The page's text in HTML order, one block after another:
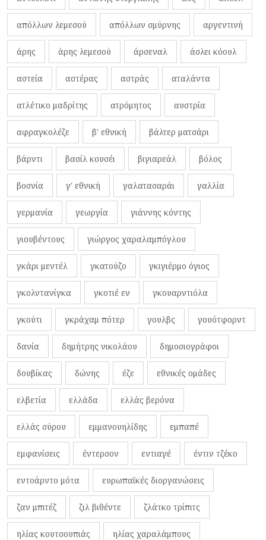
απόλλων λεμεσού απόλλων σμύρνης αργεντινή
άρης άρης λεμεσού άρσεναλ άσλει κόουλ
αστεία αστέρας αστράς αταλάντα
ατλέτικο μαδρίτης ατρόμητος αυστρία
αφραγκολέζε β' εθνική βάλτερ ματσάρι
βάρντι βασίλ κουσέι βιγιαρεάλ βόλος
βοσνία γ' εθνική γαλατασαράι γαλλία
γερμανία γεωργία γιάννης κόντης
γιουβέντους γιώργος χαραλαμπόγλου
γκάρι μεντέλ γκατούζο γκιγιέρμο όγιος
γκολντανίγκα γκοτιέ εν γκουαρντιόλα
γκούτι γκράχαμ πότερ γουλβς γουότφορντ
δανία δημήτρης νικολάου δημοσιογράφοι
δουβίκας δώνης έζε εθνικές ομάδες
ελβετία ελλάδα ελλάς βερόνα
ελλάς σύρου εμμανουηλίδης εμπαπέ
εμφανίσεις έντερσον εντιαγέ έντιν τζέκο
εντοάρντο μότα ευρωπαϊκές διοργανώσεις
ζαν μπιτέζ ζιλ βιθέντε ζλάτκο τρίπιτς
ηλίας κουτσουπιάς ηλίας χαραλάμπους